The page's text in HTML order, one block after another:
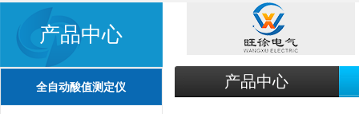
产品中心
全自动酸值测定仪 产品中心